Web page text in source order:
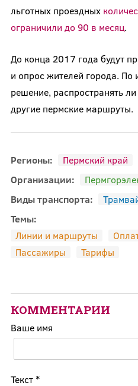
льготных проездных
ограничили до 90 в месяц.
До конца 2017 года будут
и опрос жителей города. По
решение, распространять
другие пермские маршруты.
Регионы:
Пермский край
Организации:
Виды транспорта:
Темы:
Линии и маршруты
Пассажиры
Тарифы
КОММЕНТАРИИ
Ваше имя
Текст *